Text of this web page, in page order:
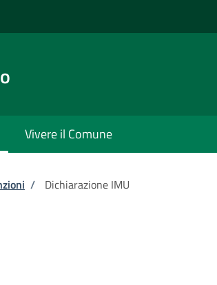
Vivere il Comune
/ Dichiarazione IMU